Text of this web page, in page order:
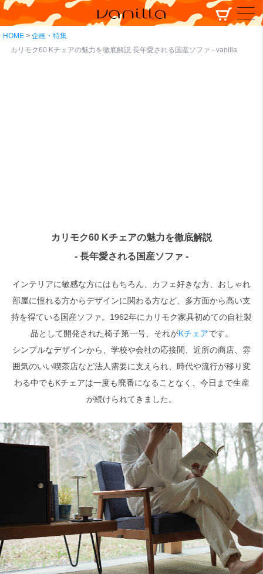
HOME
企画・特集
カリモク60 Kチェアの魅力を徹底解説 長年愛される国産ソファ - vanilla
検索
カリモク60 Kチェアの魅力を徹底解説
- 長年愛される国産ソファ -
インテリアに敏感な方にはもちろん、カフェ好きな方、おしゃれ
部屋に憧れる方からデザインに関わる方など、多方面から高い支
持を得ている国産ソファ。1962年にカリモク家具初めての自社製
品として開発された椅子第一号、それがKチェアです。
シンプルなデザインから、学校や会社の応接間、近所の商店、雰
囲気のいい喫茶店など法人需要に支えられ、時代や流行が移り変
わる中でもKチェアは一度も廃番になることなく、今日まで生産
が続けられてきました。